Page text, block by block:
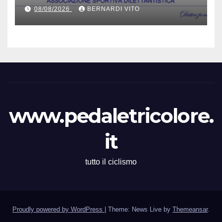
Domenica 9 Agosto il Gran
Premio 12 Martiri – Si ringrazia
il signor Gianmario Gatti
tecnica
08/08/2026 BERNARDI VITO
www.pedaletricolore.
it
tutto il ciclismo
Proudly powered by WordPress Theme: News Live by Themeansar.